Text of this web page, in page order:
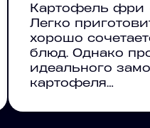
Картофель фри
Легко
хорошо
блюд. Однако
идеального
картофеля…